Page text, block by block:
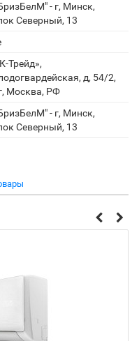
- г, Минск,
Северный, 13
Трейд»,
д, 54/2,
Москва, РФ
- г, Минск,
Северный, 13